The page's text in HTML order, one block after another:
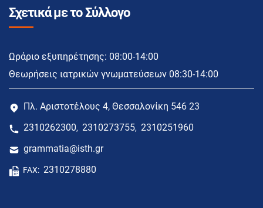
Σχετικά με το Σύλλογο
Ωράριο εξυπηρέτησης: 08:00-14:00
Θεωρήσεις ιατρικών γνωματεύσεων 08:30-14:00
Πλ. Αριστοτέλους 4, Θεσσαλονίκη 546 23
2310262300, 2310273755, 2310251960
grammatia@isth.gr
FAX: 2310278880